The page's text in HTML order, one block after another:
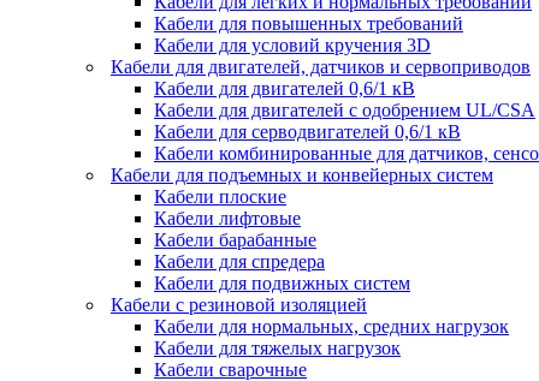
Кабели для повышенных требований
Кабели для условий кручения 3D
Кабели для двигателей, датчиков и сервоприводов
Кабели для двигателей 0,6/1 кВ
Кабели для двигателей с одобрением UL/CSA
Кабели для серводвигателей 0,6/1 кВ
Кабели комбинированные для датчиков,
Кабели для подъемных и конвейерных систем
Кабели плоские
Кабели лифтовые
Кабели барабанные
Кабели для спредера
Кабели для подвижных систем
Кабели с резиновой изоляцией
Кабели для нормальных, средних нагрузок
Кабели для тяжелых нагрузок
Кабели сварочные